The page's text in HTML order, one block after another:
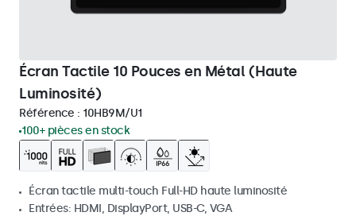
Écran Tactile 10 Pouces en Métal (Haute
Luminosité)
Référence : 10HB9M/U1
100+ pièces en stock
Écran tactile multi-touch Full-HD haute luminosité
Entrées: HDMI, DisplayPort, USB-C, VGA